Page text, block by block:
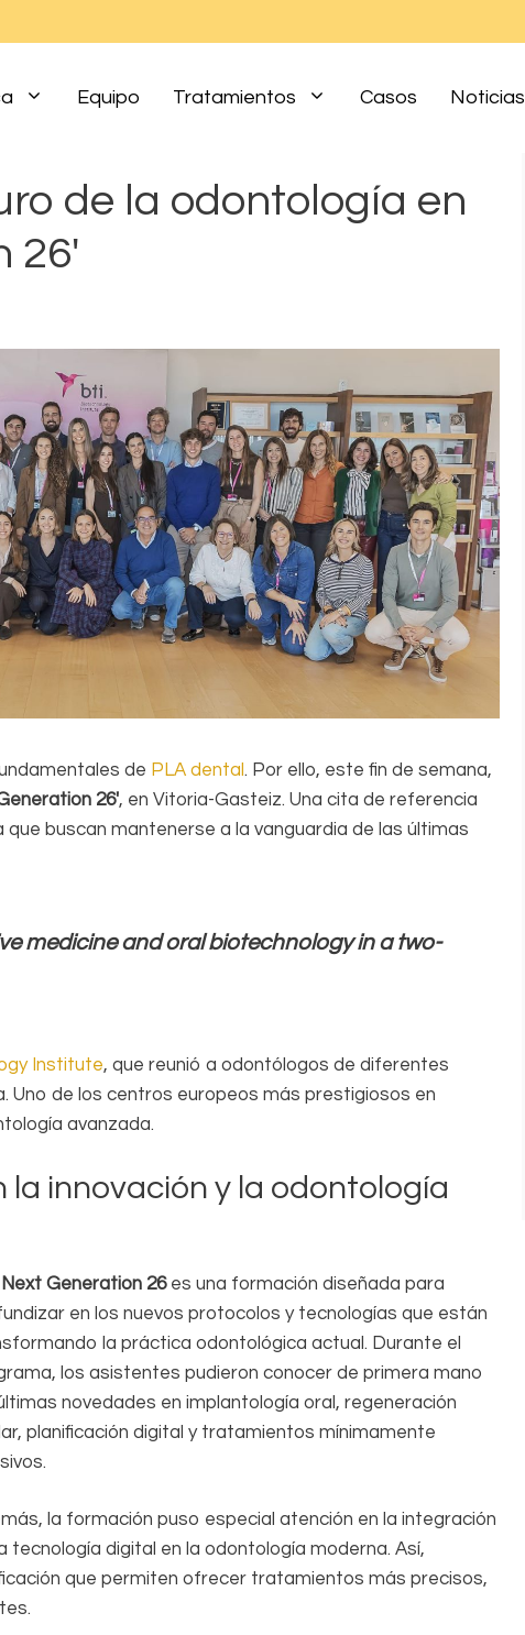
Equipo Tratamientos Casos Noticias
de la odontología en
de PLA dental . Por ello, este fin de semana,
26′, en Vitoria-Gasteiz. Una cita de referencia
buscan mantenerse a la vanguardia de las últimas
medicine and oral biotechnology in a two-
Institute, que reunió a odontólogos de diferentes
Uno de los centros europeos más prestigiosos en
avanzada.
innovación y la odontología
Next Generation 26es una formación diseñada para
en los nuevos protocolos y tecnologías que están
la práctica odontológica actual. Durante el
los asistentes pudieron conocer de primera mano
novedades en implantología oral, regeneración
planificación digital y tratamientos mínimamente
la formación puso especial atención en la integración
tecnología digital en la odontología moderna. Así,
que permiten ofrecer tratamientos más precisos,